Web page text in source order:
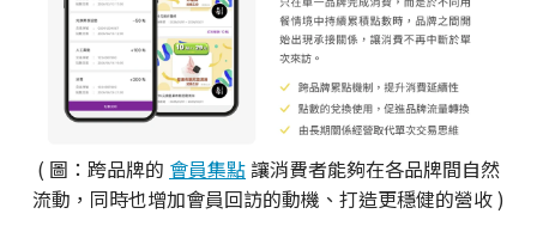
( 圖：跨品牌的 會員集點 讓消費者能夠在各品牌間自然
流動，同時也增加會員回訪的動機、打造更穩健的營收 )